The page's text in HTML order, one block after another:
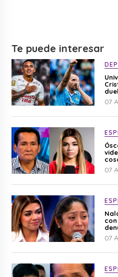
Te puede interesar
07
07
07